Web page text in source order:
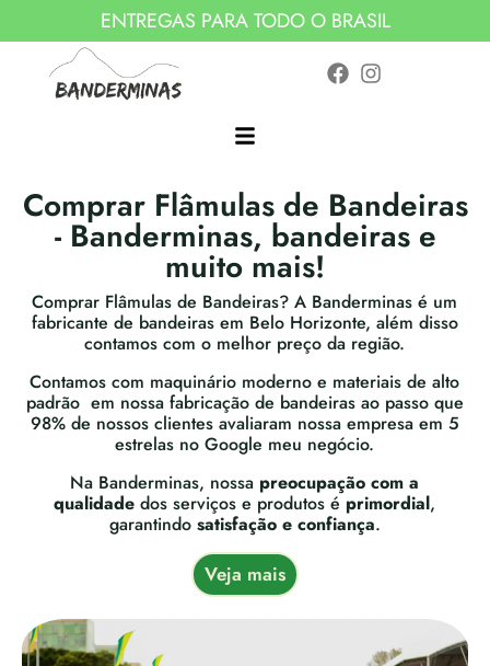
ENTREGAS PARA TODO O BRASIL
Comprar Flâmulas de Bandeiras
- Banderminas, bandeiras e
muito mais!
Comprar Flâmulas de Bandeiras? A Banderminas é um
fabricante de bandeiras em Belo Horizonte, além disso
contamos com o melhor preço da região.
Contamos com maquinário moderno e materiais de alto
padrão em nossa fabricação de bandeiras ao passo que
98% de nossos clientes avaliaram nossa empresa em 5
estrelas no Google meu negócio.
Na Banderminas, nossa preocupação com a
qualidade dos serviços e produtos é primordial,
garantindo satisfação e confiança.
Veja mais